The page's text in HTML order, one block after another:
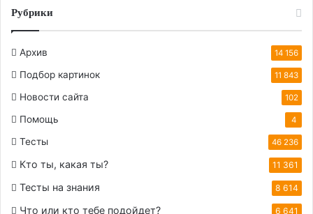
Рубрики
Архив 14 156
Подбор картинок 11 843
Новости сайта 102
Помощь 4
Тесты 46 236
Кто ты, какая ты? 11 361
Тесты на знания 8 614
Что или кто тебе подойдет? 6 641